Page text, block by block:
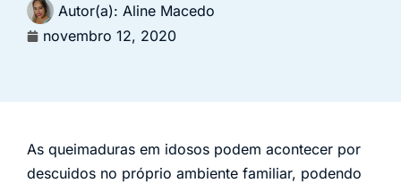
Autor(a): Aline Macedo
novembro 12, 2020
As queimaduras em idosos podem acontecer por
descuidos no próprio ambiente familiar, podendo